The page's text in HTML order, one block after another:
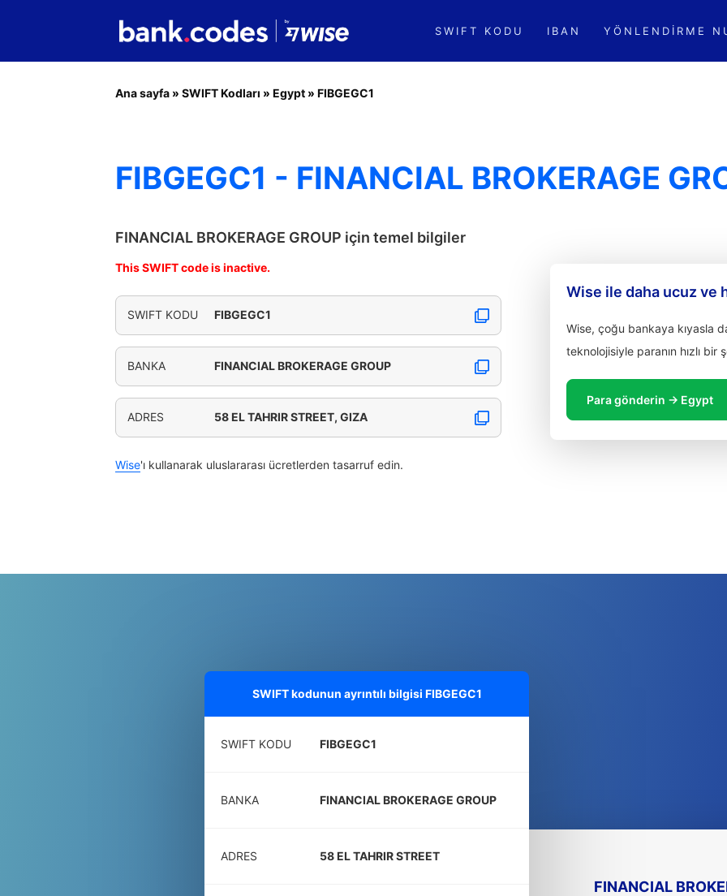
SWIFT KODU IBAN YÖNLENDIRME
Ana sayfa » SWIFT Kodları » Egypt » FIBGEGC1
FIBGEGC1 - FINANCIAL BROKERAGE
FINANCIAL BROKERAGE GROUP için temel bilgiler
This SWIFT code is inactive.
SWIFT KODU FIBGEGC1
BANKA FINANCIAL BROKERAGE GROUP
ADRES 58 EL TAHRIR STREET, GIZA
Wise'ı kullanarak uluslararası ücretlerden tasarruf edin.
Wise ile daha ucuz ve
Wise, çoğu bankaya kıyasla
teknolojisiyle paranın hızlı bir
Para gönderin → Egypt
SWIFT kodunun ayrıntılı bilgisi FIBGEGC1
SWIFT KODU FIBGEGC1
BANKA FINANCIAL BROKERAGE GROUP
ADRES 58 EL TAHRIR STREET
FINANCIAL